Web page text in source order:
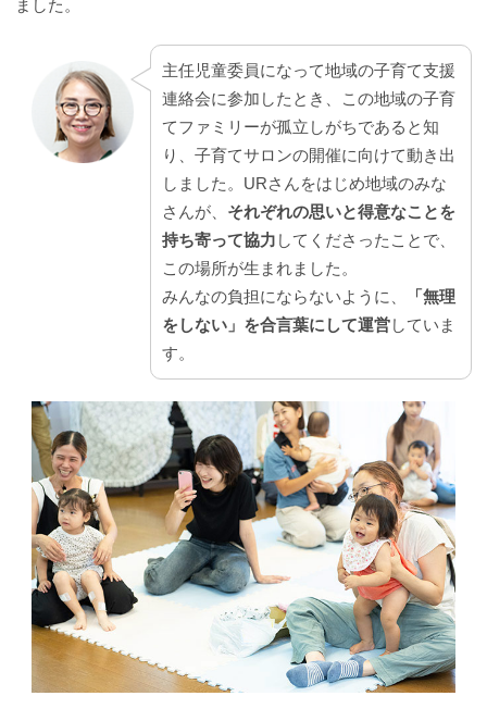
ました。
主任児童委員になって地域の子育て支援
連絡会に参加したとき、この地域の子育
てファミリーが孤立しがちであると知
り、子育てサロンの開催に向けて動き出
しました。URさんをはじめ地域のみな
さんが、 それぞれの思いと得意なことを
持ち寄って協力 してくださったことで、
この場所が生まれました。
みんなの負担にならないように、
「無理
をしない」を合言葉にして運営していま
す。